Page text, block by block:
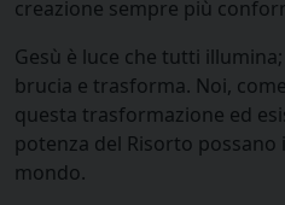
creazione sempre più
Gesù è luce che tutti
brucia e trasforma. Noi,
questa trasformazione ed
potenza del Risorto
mondo.